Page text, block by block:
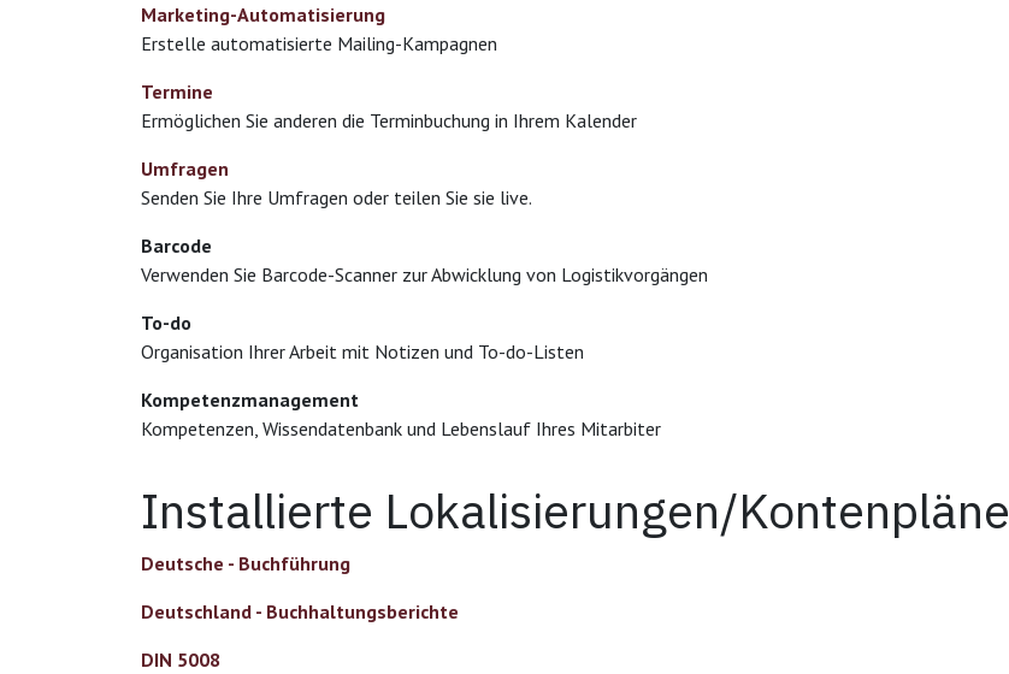
Marketing-Automatisierung
Erstelle automatisierte Mailing-Kampagnen
Termine
Ermöglichen Sie anderen die Terminbuchung in Ihrem Kalender
Umfragen
Senden Sie Ihre Umfragen oder teilen Sie sie live.
Barcode
Verwenden Sie Barcode-Scanner zur Abwicklung von Logistikvorgängen
To-do
Organisation Ihrer Arbeit mit Notizen und To-do-Listen
Kompetenzmanagement
Kompetenzen, Wissendatenbank und Lebenslauf Ihres Mitarbiter
Installierte Lokalisierungen/Kontenpläne
Deutsche - Buchführung
Deutschland - Buchhaltungsberichte
DIN 5008